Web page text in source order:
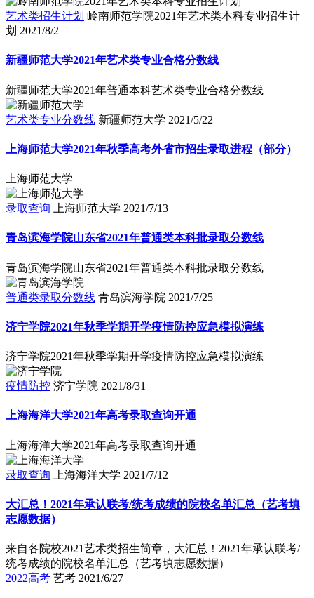
艺术类招生计划 岭南师范学院2021年艺术类本科专业招生计
划 2021/8/2
新疆师范大学2021年艺术类专业合格分数线
新疆师范大学2021年普通本科艺术类专业合格分数线
艺术类专业分数线 新疆师范大学 2021/5/22
上海师范大学2021年秋季高考外省市招生录取进程（部分）
上海师范大学
录取查询 上海师范大学 2021/7/13
青岛滨海学院山东省2021年普通类本科批录取分数线
青岛滨海学院山东省2021年普通类本科批录取分数线
普通类录取分数线 青岛滨海学院 2021/7/25
济宁学院2021年秋季学期开学疫情防控应急模拟演练
济宁学院2021年秋季学期开学疫情防控应急模拟演练
疫情防控 济宁学院 2021/8/31
上海海洋大学2021年高考录取查询开通
上海海洋大学2021年高考录取查询开通
录取查询 上海海洋大学 2021/7/12
大汇总！2021年承认联考/统考成绩的院校名单汇总（艺考填
志愿数据）
来自各院校2021艺术类招生简章，大汇总！2021年承认联考/
统考成绩的院校名单汇总（艺考填志愿数据）
2022高考 艺考 2021/6/27